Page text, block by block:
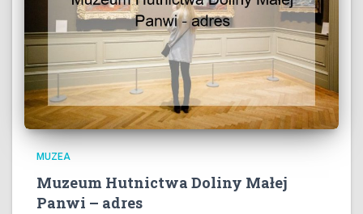
MUZEA
Muzeum Hutnictwa Doliny Małej
Panwi – adres